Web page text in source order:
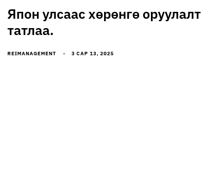
Япон улсаас хөрөнгө оруулалт
татлаа.
REIMANAGEMENT 3 САР 13, 2025